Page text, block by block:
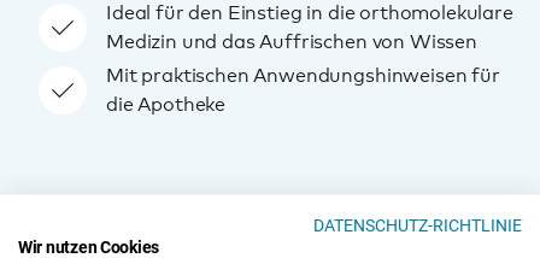
Ideal für den Einstieg in die orthomolekulare
Medizin und das Auffrischen von Wissen
Mit praktischen Anwendungshinweisen für
die Apotheke
DATENSCHUTZ-RICHTLINIE
Wir nutzen Cookies